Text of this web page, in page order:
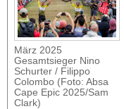
März 2025
Gesamtsieger Nino
Schurter / Filippo
Colombo (Foto: Absa
Cape Epic 2025/Sam
Clark)